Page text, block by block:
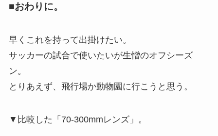
■おわりに。
早くこれを持って出掛けたい。
サッカーの試合で使いたいが生憎のオフシーズ
ン。
とりあえず、飛行場か動物園に行こうと思う。
▼比較した「70-300mmレンズ」。